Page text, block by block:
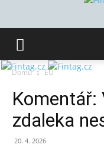
Domů EU
Komentář:
zdaleka
20. 4. 2026